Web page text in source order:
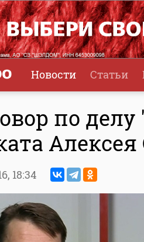
Новости Статьи
по
18:34